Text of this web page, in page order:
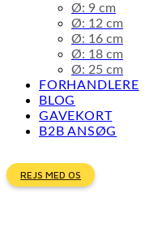
Ø: 9 cm
Ø: 12 cm
Ø: 16 cm
Ø: 18 cm
Ø: 25 cm
FORHANDLERE
BLOG
GAVEKORT
B2B ANSØG
REJS MED OS